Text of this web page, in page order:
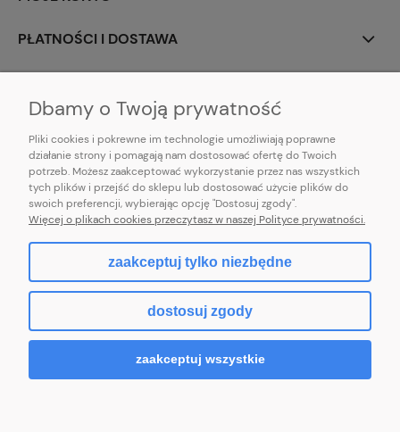
PŁATNOŚCI I DOSTAWA
E-mail:pl101sukienek@gmail.com
101sukienek.pl
ul. Piotrkowska 317/11, Łódź 93-035, woj. łódzkie
pokaż pełną wersję strony
Sklep internetowy Shoper.pl
Dbamy o Twoją prywatność
Pliki cookies i pokrewne im technologie umożliwiają poprawne
działanie strony i pomagają nam dostosować ofertę do Twoich
potrzeb. Możesz zaakceptować wykorzystanie przez nas wszystkich
tych plików i przejść do sklepu lub dostosować użycie plików do
swoich preferencji, wybierając opcję "Dostosuj zgody".
Więcej o plikach cookies przeczytasz w naszej Polityce prywatności.
zaakceptuj tylko niezbędne
dostosuj zgody
zaakceptuj wszystkie